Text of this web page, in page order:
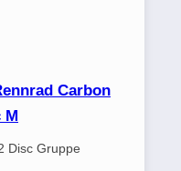
Carbon
M
Disc Gruppe